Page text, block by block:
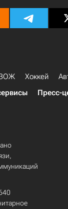
Хоккей
Пресс-